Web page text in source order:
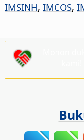
IMSINH, IMCOS,